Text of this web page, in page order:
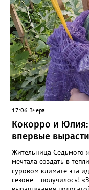
17:06 Вчера
Кокорро и Юлия:
впервые
Жительница Седьмого
мечтала создать в
суровом климате эта
сезоне – получилось!